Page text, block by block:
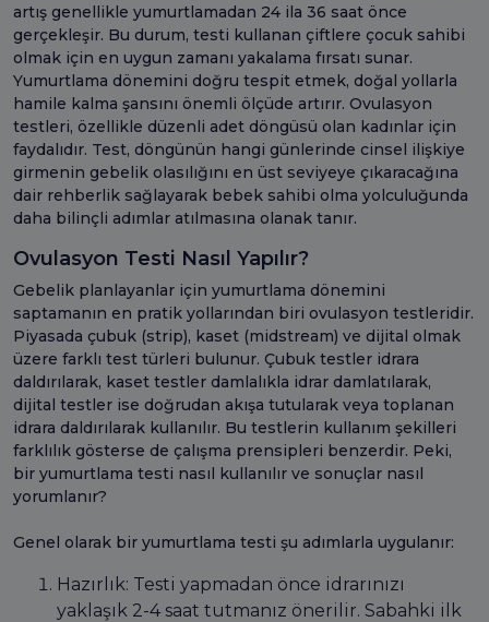
artış genellikle yumurtlamadan 24 ila 36 saat önce
gerçekleşir. Bu durum, testi kullanan çiftlere çocuk sahibi
olmak için en uygun zamanı yakalama fırsatı sunar.
Yumurtlama dönemini doğru tespit etmek, doğal yollarla
hamile kalma şansını önemli ölçüde artırır. Ovulasyon
testleri, özellikle düzenli adet döngüsü olan kadınlar için
faydalıdır. Test, döngünün hangi günlerinde cinsel ilişkiye
girmenin gebelik olasılığını en üst seviyeye çıkaracağına
dair rehberlik sağlayarak bebek sahibi olma yolculuğunda
daha bilinçli adımlar atılmasına olanak tanır.
Ovulasyon Testi Nasıl Yapılır?
Gebelik planlayanlar için yumurtlama dönemini
saptamanın en pratik yollarından biri ovulasyon testleridir.
Piyasada çubuk (strip), kaset (midstream) ve dijital olmak
üzere farklı test türleri bulunur. Çubuk testler idrara
daldırılarak, kaset testler damlalıkla idrar damlatılarak,
dijital testler ise doğrudan akışa tutularak veya toplanan
idrara daldırılarak kullanılır. Bu testlerin kullanım şekilleri
farklılık gösterse de çalışma prensipleri benzerdir. Peki,
bir yumurtlama testi nasıl kullanılır ve sonuçlar nasıl
yorumlanır?
Genel olarak bir yumurtlama testi şu adımlarla uygulanır:
Hazırlık: Testi yapmadan önce idrarınızı
yaklaşık 2-4 saat tutmanız önerilir. Sabahki ilk